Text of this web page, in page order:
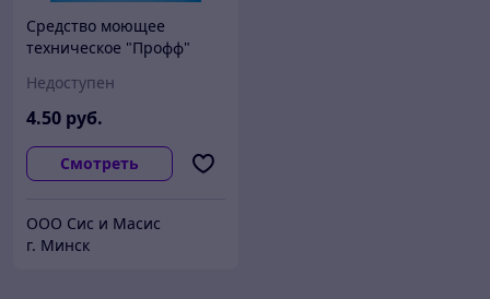
Средство моющее
техническое "Профф"
Недоступен
4.50 руб.
Смотреть
ООО Сис и Масис
г. Минск